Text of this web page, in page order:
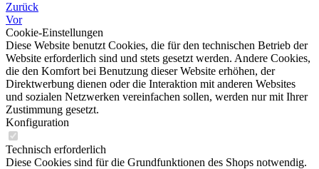
Zurück
Vor
Cookie-Einstellungen
Diese Website benutzt Cookies, die für den technischen Betrieb der
Website erforderlich sind und stets gesetzt werden. Andere Cookies,
die den Komfort bei Benutzung dieser Website erhöhen, der
Direktwerbung dienen oder die Interaktion mit anderen Websites
und sozialen Netzwerken vereinfachen sollen, werden nur mit Ihrer
Zustimmung gesetzt.
Konfiguration
Technisch erforderlich
Diese Cookies sind für die Grundfunktionen des Shops notwendig.